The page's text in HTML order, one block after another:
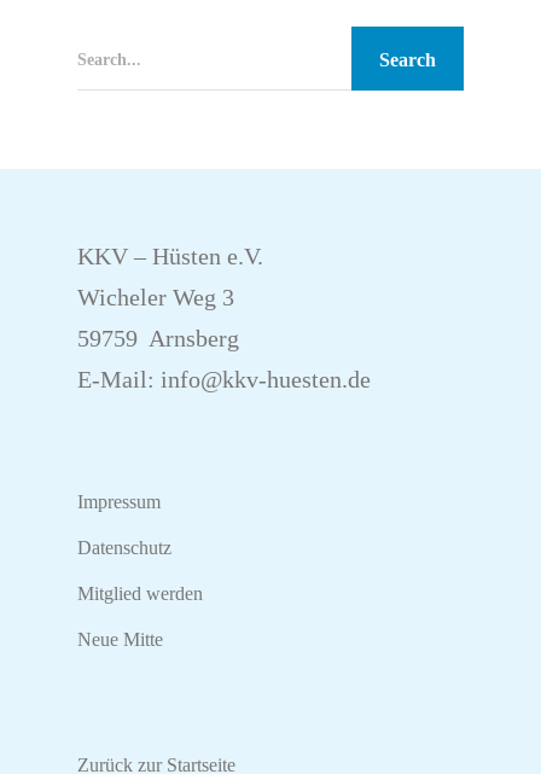
Search...
KKV – Hüsten e.V.
Wicheler Weg 3
59759 Arnsberg
E-Mail: info@kkv-huesten.de
Impressum
Datenschutz
Mitglied werden
Neue Mitte
Zurück zur Startseite